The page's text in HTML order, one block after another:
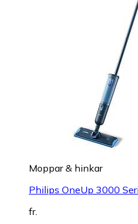
Moppar & hinkar
Philips OneUp 3000
fr.